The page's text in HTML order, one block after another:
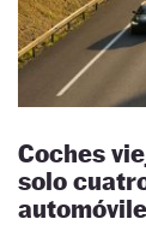
Coches
solo